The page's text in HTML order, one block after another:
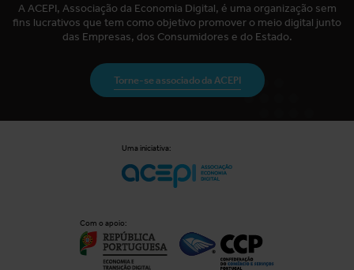
A ACEPI, Associação da Economia Digital, é uma organização sem
fins lucrativos que tem como objetivo promover o meio digital junto
das Empresas, dos Consumidores e do Estado.
Torne-se associado da ACEPI
Uma iniciativa:
Com o apoio: